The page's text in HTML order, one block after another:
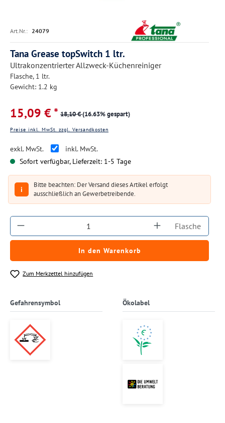
Art.Nr.: 24079
Tana Grease topSwitch 1 ltr.
Ultrakonzentrierter Allzweck-Küchenreiniger
Flasche, 1 ltr.
Gewicht: 1.2 kg
15,09 € * 18,10 €(16.63% gespart)
Preise inkl. MwSt. zzgl. Versandkosten
exkl. MwSt.
inkl. MwSt.
Sofort verfügbar, Lieferzeit: 1-5 Tage
i
Bitte beachten: Der Versand dieses Artikel erfolgt
ausschließlich an Gewerbetreibende.
Produkt Anzahl: Gib den gewünschten
Flasche
In den Warenkorb
Zum Merkzettel hinzufügen
Gefahrensymbol Ökolabel